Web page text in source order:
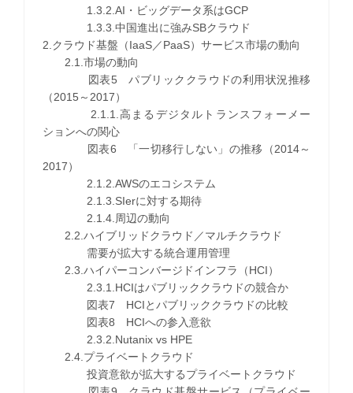
1.3.2.AI・ビッグデータ系はGCP
1.3.3.中国進出に強みSBクラウド
2.クラウド基盤（IaaS／PaaS）サービス市場の動向
2.1.市場の動向
図表5 パブリッククラウドの利用状況推移
（2015～2017）
2.1.1.高まるデジタルトランスフォーメー
ションへの関心
図表6 「一切移行しない」の推移（2014～
2017）
2.1.2.AWSのエコシステム
2.1.3.SIerに対する期待
2.1.4.周辺の動向
2.2.ハイブリッドクラウド／マルチクラウド
需要が拡大する統合運用管理
2.3.ハイパーコンバージドインフラ（HCI）
2.3.1.HCIはパブリッククラウドの競合か
図表7 HCIとパブリッククラウドの比較
図表8 HCIへの参入意欲
2.3.2.Nutanix vs HPE
2.4.プライベートクラウド
投資意欲が拡大するプライベートクラウド